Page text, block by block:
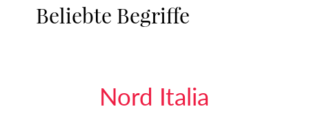
Beliebte Begriffe
Nord Italia